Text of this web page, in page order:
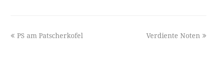
previous
PS am Patscherkofel
next
Verdiente Noten